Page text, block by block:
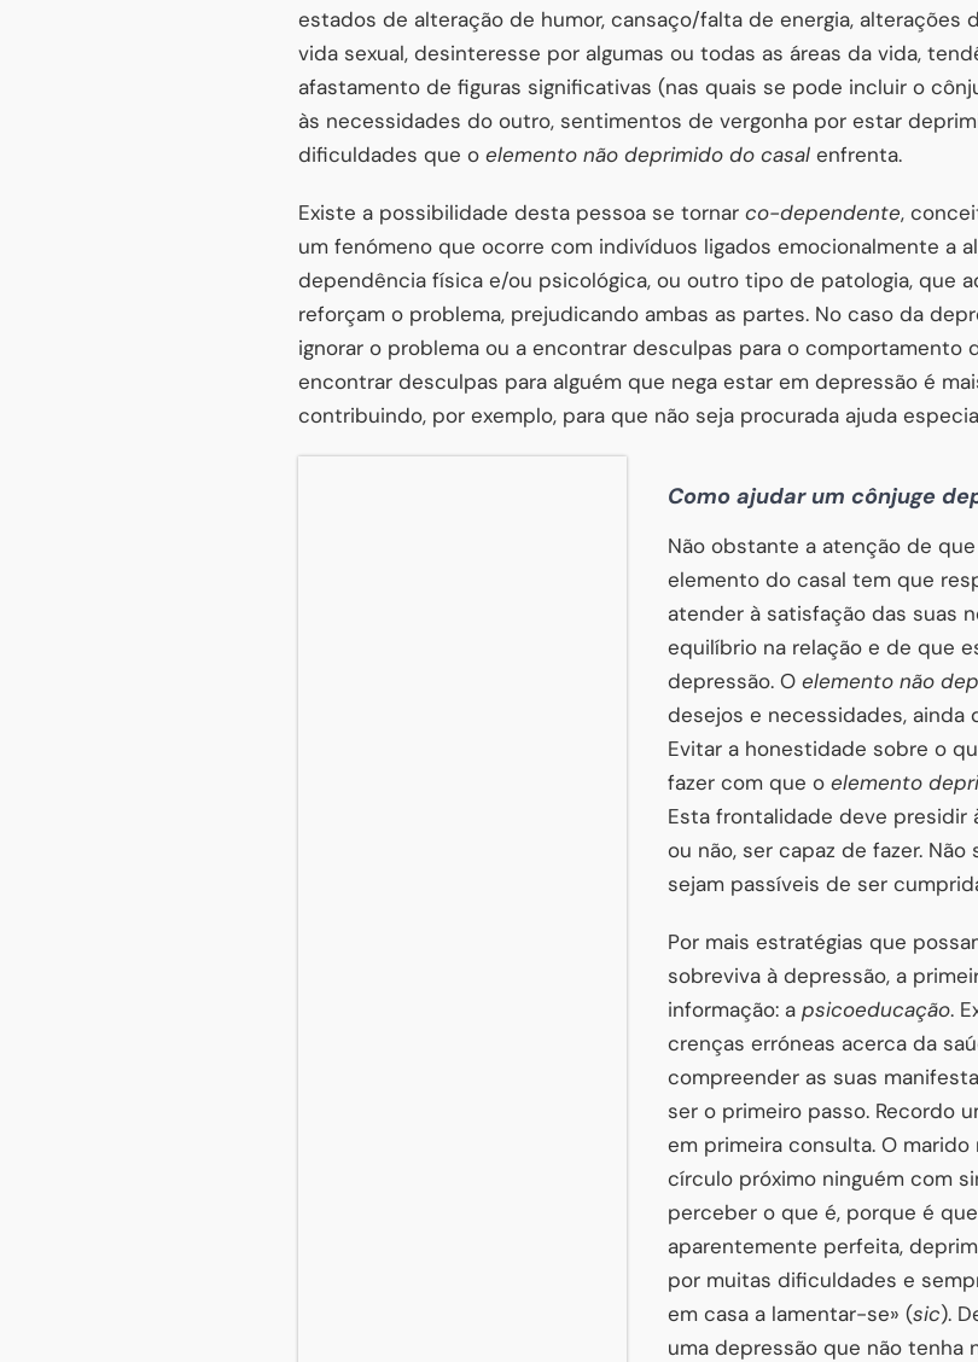
estados de alteração de humor, cansaço/falta de energia, alterações
vida sexual, desinteresse por algumas ou todas as áreas da vida,
afastamento de figuras significativas (nas quais se pode incluir o
às necessidades do outro, sentimentos de vergonha por estar
dificuldades que o elemento não deprimido do casal enfrenta.
Existe a possibilidade desta pessoa se tornar co-dependente,
um fenómeno que ocorre com indivíduos ligados emocionalmente a
dependência física e/ou psicológica, ou outro tipo de patologia, que
reforçam o problema, prejudicando ambas as partes. No caso da
ignorar o problema ou a encontrar desculpas para o comportamento
encontrar desculpas para alguém que nega estar em depressão é
contribuindo, por exemplo, para que não seja procurada ajuda
Como ajudar um cônjuge
Não obstante a atenção de
elemento do casal tem que
atender à satisfação das suas
equilíbrio na relação e de que
depressão. O elemento não
desejos e necessidades, ainda
Evitar a honestidade sobre o
fazer com que o elemento
Esta frontalidade deve presidir
ou não, ser capaz de fazer.
sejam passíveis de ser
Por mais estratégias que
sobreviva à depressão, a
informação: a psicoeducação.
crenças erróneas acerca da
compreender as suas
ser o primeiro passo. Recordo
em primeira consulta. O
círculo próximo ninguém com
perceber o que é, porque é
aparentemente perfeita,
por muitas dificuldades e
em casa a lamentar-se» (sic).
uma depressão que não tenha